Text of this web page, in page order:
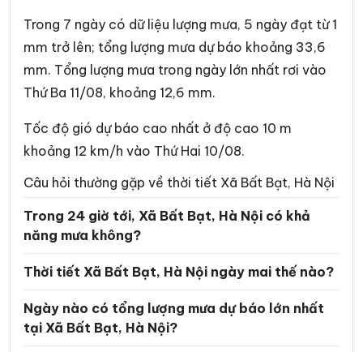
Phường Thanh Liệt Phường Thanh Xuân
Phường Thượng Cát Phường Từ Liêm
Phường Tùng Thiện Phường Tương Mai
Phường Văn Miếu – Quốc
Tử Giám
Phường Việt Hưng
Phường Yên Hòa
Phường Yên Sở Xã An Khánh
Xã Bình Minh
Trong 7 ngày có dữ liệu lượng mưa, 5 ngày đạt từ 1
mm trở lên; tổng lượng mưa dự báo khoảng 33,6
mm. Tổng lượng mưa trong ngày lớn nhất rơi vào
Thứ Ba 11/08, khoảng 12,6 mm.
Tốc độ gió dự báo cao nhất ở độ cao 10 m
khoảng 12 km/h vào Thứ Hai 10/08.
Câu hỏi thường gặp về thời tiết Xã Bất Bạt, Hà Nội
Trong 24 giờ tới, Xã Bất Bạt, Hà Nội có khả
năng mưa không?
Thời tiết Xã Bất Bạt, Hà Nội ngày mai thế nào?
Ngày nào có tổng lượng mưa dự báo lớn nhất
tại Xã Bất Bạt, Hà Nội?